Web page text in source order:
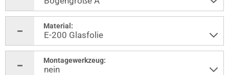
Material:
Montagewerkzeug: